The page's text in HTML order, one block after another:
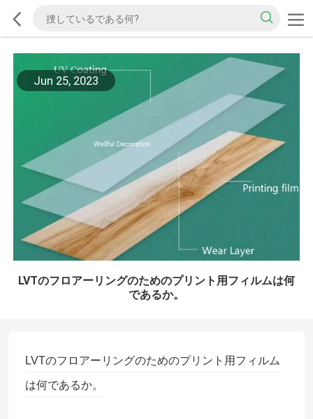
Jun 25, 2023
LVTのフロアーリングのためのプリント用フィルムは何
であるか。
LVTのフロアーリングのためのプリント用フィルム
は何であるか。